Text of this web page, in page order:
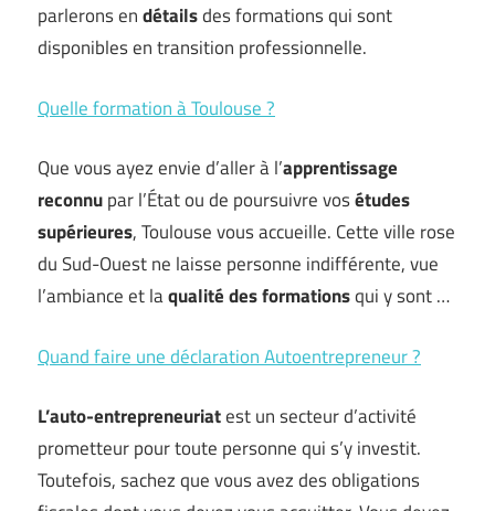
parlerons endétailsdes formations qui sont
disponibles en transition professionnelle.
Quelle formation à Toulouse ?
Que vous ayez envie d’aller à l’apprentissage
reconnupar l’État ou de poursuivre vosétudes
supérieures, Toulouse vous accueille. Cette ville rose
du Sud-Ouest ne laisse personne indifférente, vue
l’ambiance et laqualité des formationsqui y sont …
Quand faire une déclaration Autoentrepreneur ?
L’auto-entrepreneuriatest un secteur d’activité
prometteur pour toute personne qui s’y investit.
Toutefois, sachez que vous avez des obligations